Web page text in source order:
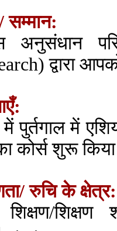
सम्मान:
अनुसंधान
द्वारा
में
कोर्स शुरू
रुचि के क्षेत्र:
शिक्षण/